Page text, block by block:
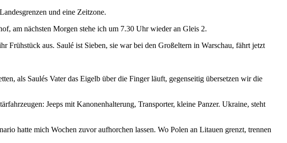
und eine Zeitzone.
am nächsten Morgen stehe ich um 7.30 Uhr wieder an Gleis 2.
Frühstück aus. Saulé ist Sieben, sie war bei den Großeltern in Warschau, fährt jetzt
als Saulés Vater das Eigelb über die Finger läuft, gegenseitig übersetzen wir die
Jeeps mit Kanonenhalterung, Transporter, kleine Panzer. Ukraine, steht
hatte mich Wochen zuvor aufhorchen lassen. Wo Polen an Litauen grenzt, trennen